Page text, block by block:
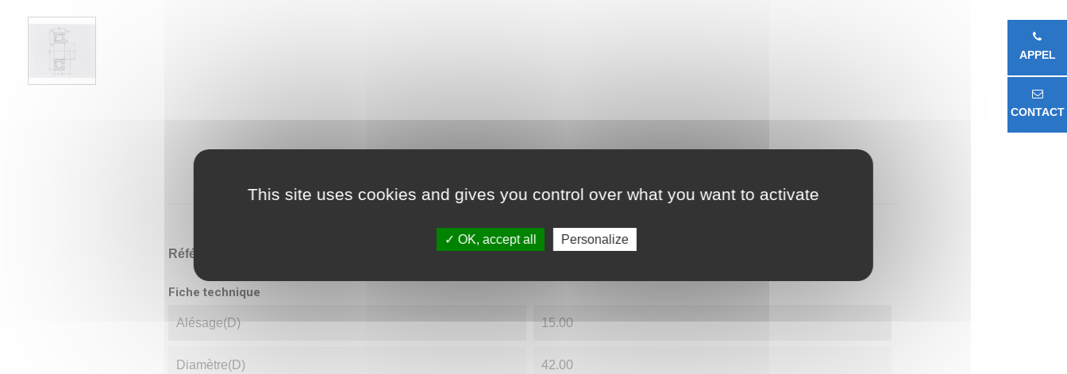
Référence
Fiche technique
Alésage(d) 15.00
Diamètre(D) 42.00
APPEL
CONTACT
This site uses cookies and gives you control over what you want to activate
OK, accept all Personalize